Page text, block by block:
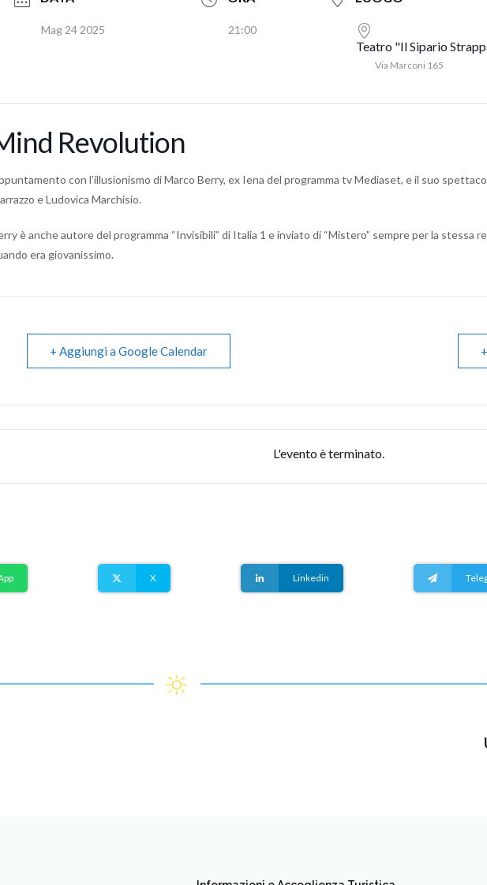
Mag 24 2025 21:00
Teatro "Il Sipario
Via Marconi 165
Revolution
con l’illusionismo di Marco Berry, ex Iena del programma tv Mediaset, e il suo
e Ludovica Marchisio.
è anche autore del programma “Invisibili” di Italia 1 e inviato di “Mistero” sempre per la stessa
era giovanissimo.
+ Aggiungi a Google Calendar
L'evento è terminato.
X Linkedin